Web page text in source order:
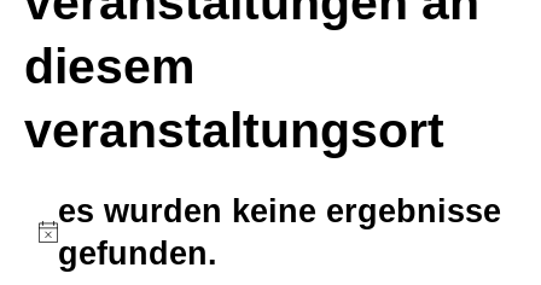
diesem
veranstaltungsort
hinweis
es wurden keine ergebnisse
gefunden.